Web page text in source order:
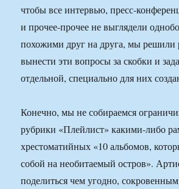
чтобы все интервью, пресс-
и прочее-прочее не выглядели
похожими друг на друга, мы решили
вынести эти вопросы за скобки и
отдельной, специально для них
Конечно, мы не собираемся
рубрики «Плейлист» какими-либо
хрестоматийных «10 альбомов,
собой на необитаемый остров».
поделиться чем угодно,